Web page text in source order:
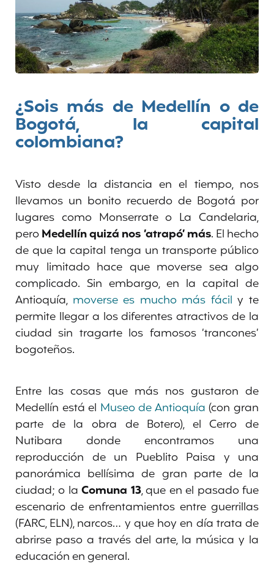
¿Sois más de Medellín o de
Bogotá, la capital
colombiana?
Visto desde la distancia en el tiempo, nos
llevamos un bonito recuerdo de Bogotá por
lugares como Monserrate o La Candelaria,
peroMedellín quizá nos ‘atrapó’ más. El hecho
de que la capital tenga un transporte público
muy limitado hace que moverse sea algo
complicado. Sin embargo, en la capital de
Antioquía, moverse es mucho más fácil y te
permite llegar a los diferentes atractivos de la
ciudad sin tragarte los famosos ‘trancones’
bogoteños.
Entre las cosas que más nos gustaron de
Medellín está el Museo de Antioquía (con gran
parte de la obra de Botero), el Cerro de
Nutibara donde encontramos una
reproducción de un Pueblito Paisa y una
panorámica bellísima de gran parte de la
ciudad; o laComuna 13, que en el pasado fue
escenario de enfrentamientos entre guerrillas
(FARC, ELN), narcos… y que hoy en día trata de
abrirse paso a través del arte, la música y la
educación en general.